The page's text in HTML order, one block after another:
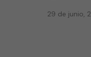
29 de junio,